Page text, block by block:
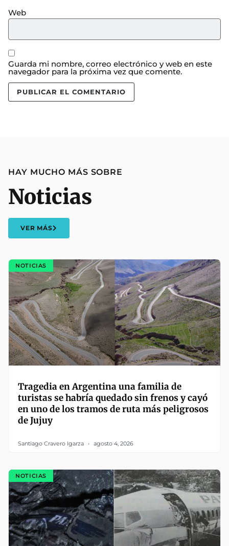
Web
Guarda mi nombre, correo electrónico y web en este
navegador para la próxima vez que comente.
HAY MUCHO MÁS SOBRE
Noticias
VER MÁS
NOTICIAS
Tragedia en Argentina una familia de
turistas se habría quedado sin frenos y cayó
en uno de los tramos de ruta más peligrosos
de Jujuy
Santiago Cravero Igarza agosto 4, 2026
NOTICIAS